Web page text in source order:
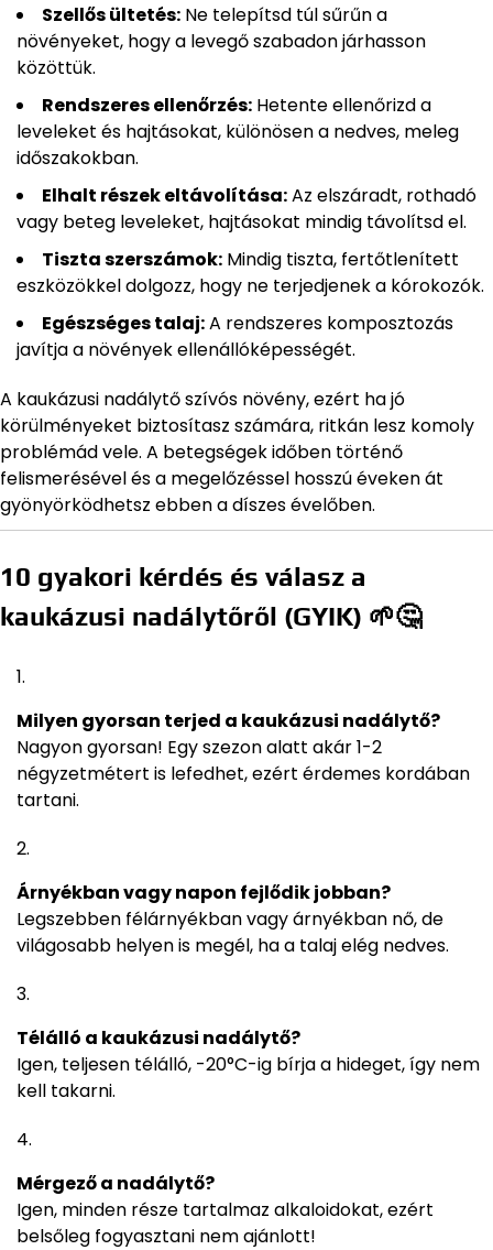
Szellős ültetés: Ne telepítsd túl sűrűn a
növényeket, hogy a levegő szabadon járhasson
közöttük.
Rendszeres ellenőrzés: Hetente ellenőrizd a
leveleket és hajtásokat, különösen a nedves, meleg
időszakokban.
Elhalt részek eltávolítása:Az elszáradt, rothadó
vagy beteg leveleket, hajtásokat mindig távolítsd el.
Tiszta szerszámok: Mindig tiszta, fertőtlenített
eszközökkel dolgozz, hogy ne terjedjenek a kórokozók.
Egészséges talaj:A rendszeres komposztozás
javítja a növények ellenállóképességét.
A kaukázusi nadálytő szívós növény, ezért ha jó
körülményeket biztosítasz számára, ritkán lesz komoly
problémád vele. A betegségek időben történő
felismerésével és a megelőzéssel hosszú éveken át
gyönyörködhetsz ebben a díszes évelőben.
10 gyakori kérdés és válasz a
kaukázusi nadálytőről (GYIK) 🌱🤔
Milyen gyorsan terjed a kaukázusi nadálytő?
Nagyon gyorsan! Egy szezon alatt akár 1-2
négyzetmétert is lefedhet, ezért érdemes kordában
tartani.
Árnyékban vagy napon fejlődik jobban?
Legszebben félárnyékban vagy árnyékban nő, de
világosabb helyen is megél, ha a talaj elég nedves.
Télálló a kaukázusi nadálytő?
Igen, teljesen télálló, -20°C-ig bírja a hideget, így nem
kell takarni.
Mérgező a nadálytő?
Igen, minden része tartalmaz alkaloidokat, ezért
belsőleg fogyasztani nem ajánlott!